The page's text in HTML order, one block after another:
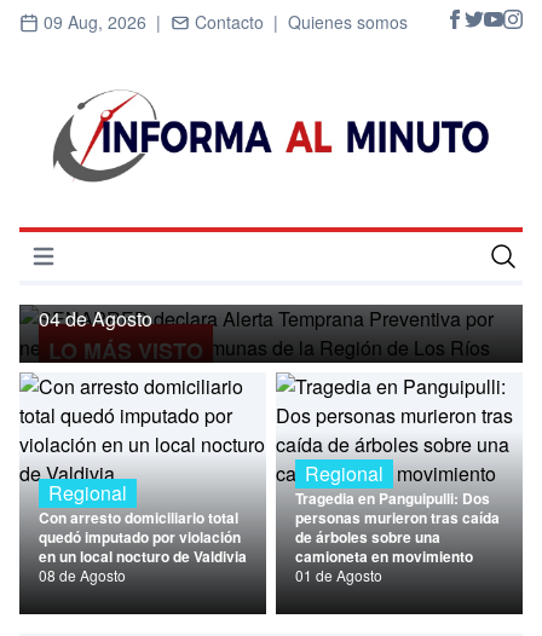
09 Aug, 2026 | Contacto | Quienes somos
Abrir menú
Inicio
Cultura
Deportes
Economía
Entrevistas
Nacional
Política
LO MÁS VISTO
Regional
SENAPRED declara Alerta Temprana
Preventiva por nevadas para ocho
04 de Agosto
Regional
Con arresto domiciliario total
quedó imputado por violación
en un local nocturo de Valdivia
08 de Agosto
Regional
Tragedia en Panguipulli: Dos
personas murieron tras caída
de árboles sobre una
camioneta en movimiento
01 de Agosto